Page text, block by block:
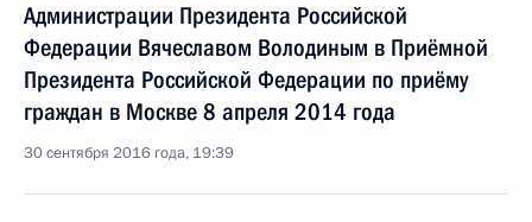
Администрации Президента Российской
Федерации Вячеславом Володиным в Приёмной
Президента Российской Федерации по приёму
граждан в Москве 8 апреля 2014 года
30 сентября 2016 года, 19:39